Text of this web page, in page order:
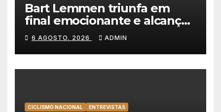
Bart Lemmen triunfa em
final emocionante e alcança
a primeira vitória da carreira
na Volta à Polónia
6 AGOSTO, 2026 ADMIN
CICLISMO NACIONAL ENTREVISTAS